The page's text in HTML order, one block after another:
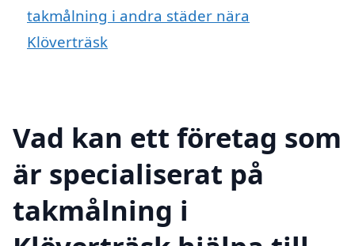
takmålning i andra städer nära
Klöverträsk
Vad kan ett företag som
är specialiserat på
takmålning i